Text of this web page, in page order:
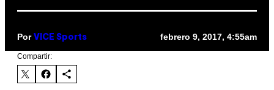
Por VICE Sports febrero 9, 2017, 4:55am
Compartir: